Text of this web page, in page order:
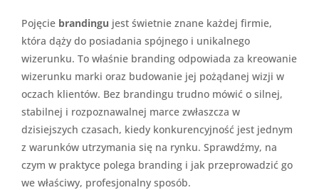
Pojęcie brandingu jest świetnie znane każdej firmie,
która dąży do posiadania spójnego i unikalnego
wizerunku. To właśnie branding odpowiada za kreowanie
wizerunku marki oraz budowanie jej pożądanej wizji w
oczach klientów. Bez brandingu trudno mówić o silnej,
stabilnej i rozpoznawalnej marce zwłaszcza w
dzisiejszych czasach, kiedy konkurencyjność jest jednym
z warunków utrzymania się na rynku. Sprawdźmy, na
czym w praktyce polega branding i jak przeprowadzić go
we właściwy, profesjonalny sposób.